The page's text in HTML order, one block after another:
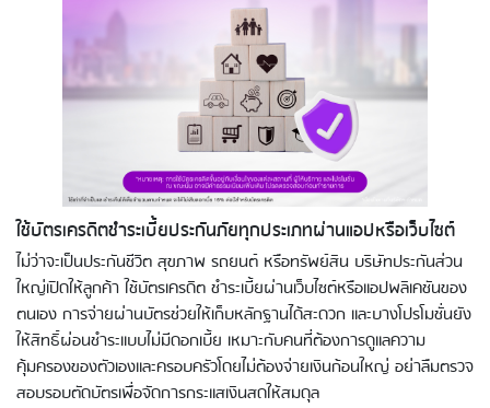
ใช้บัตรเครดิตชำระเบี้ยประกันภัยทุกประเภทผ่านแอปหรือเว็บไซต์
ไม่ว่าจะเป็นประกันชีวิต สุขภาพ รถยนต์ หรือทรัพย์สิน บริษัทประกันส่วน
ใหญ่เปิดให้ลูกค้า ใช้บัตรเครดิต ชำระเบี้ยผ่านเว็บไซต์หรือแอปพลิเคชันของ
ตนเอง การจ่ายผ่านบัตรช่วยให้เก็บหลักฐานได้สะดวก และบางโปรโมชั่นยัง
ให้สิทธิ์ผ่อนชำระแบบไม่มีดอกเบี้ย เหมาะกับคนที่ต้องการดูแลความ
คุ้มครองของตัวเองและครอบครัวโดยไม่ต้องจ่ายเงินก้อนใหญ่ อย่าลืมตรวจ
สอบรอบตัดบัตรเพื่อจัดการกระแสเงินสดให้สมดุล